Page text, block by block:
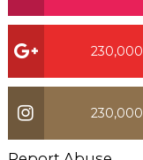
230,000
230,000